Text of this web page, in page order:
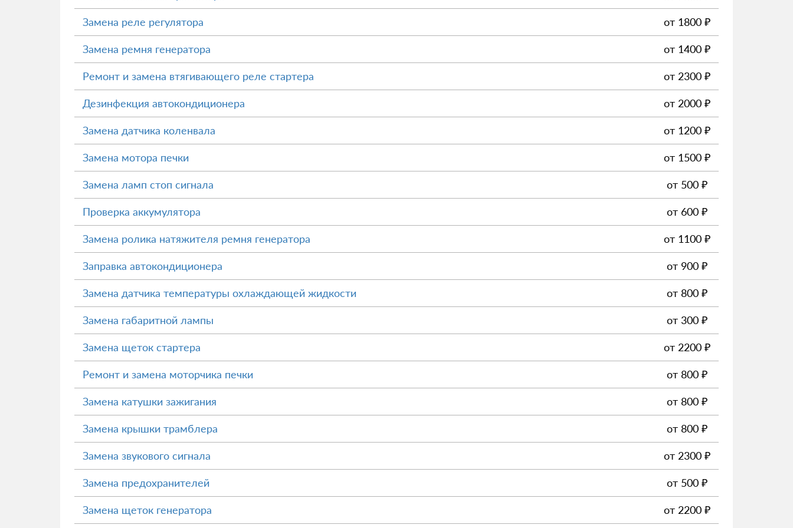
Замена реле регулятора от 1800 ₽
Замена ремня генератора от 1400 ₽
Ремонт и замена втягивающего реле стартера от 2300 ₽
Дезинфекция автокондиционера от 2000 ₽
Замена датчика коленвала от 1200 ₽
Замена мотора печки от 1500 ₽
Замена ламп стоп сигнала от 500 ₽
Проверка аккумулятора от 600 ₽
Замена ролика натяжителя ремня генератора от 1100 ₽
Заправка автокондиционера от 900 ₽
Замена датчика температуры охлаждающей жидкости от 800 ₽
Замена габаритной лампы от 300 ₽
Замена щеток стартера от 2200 ₽
Ремонт и замена моторчика печки от 800 ₽
Замена катушки зажигания от 800 ₽
Замена крышки трамблера от 800 ₽
Замена звукового сигнала от 2300 ₽
Замена предохранителей от 500 ₽
Замена щеток генератора от 2200 ₽